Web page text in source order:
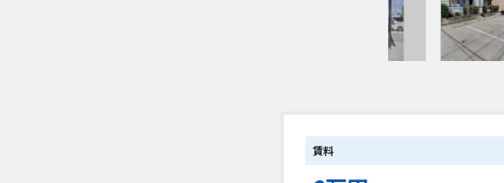
賃料